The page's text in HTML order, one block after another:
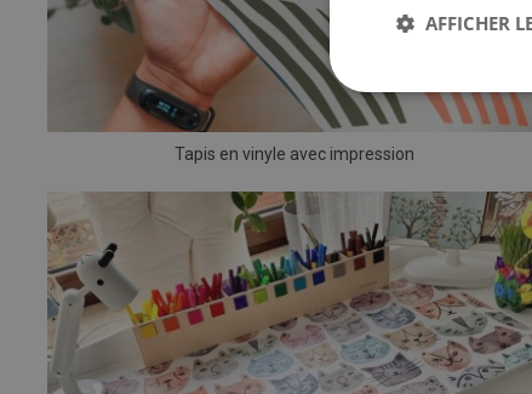
Tapis en vinyle avec impression
AFFICHER